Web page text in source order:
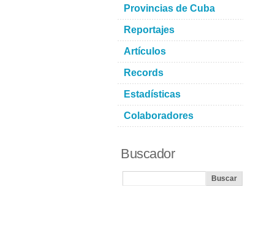
Provincias de Cuba
Reportajes
Artículos
Records
Estadísticas
Colaboradores
Buscador